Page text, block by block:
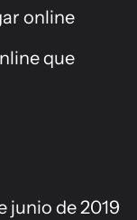
online
que
junio de 2019